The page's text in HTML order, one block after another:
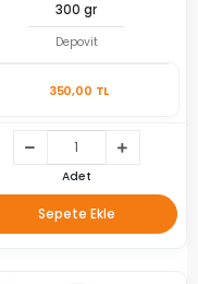
300 gr
Depovit
350,00 TL
Adet
Sepete Ekle